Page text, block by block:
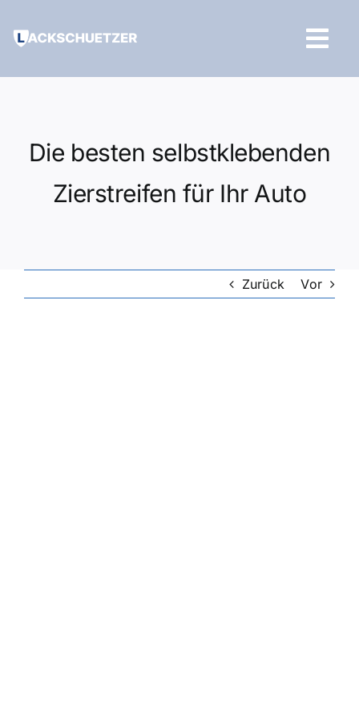
Inhalt
Die besten selbstklebenden
Zierstreifen für Ihr Auto
Zurück Vor